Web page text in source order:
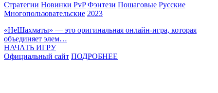
Стратегии Новинки PvP Фэнтези Пошаговые Русские
Многопользовательские 2023
«НеШахматы» — это оригинальная онлайн-игра, которая
объединяет элем…
НАЧАТЬ ИГРУ
Официальный сайт ПОДРОБНЕЕ